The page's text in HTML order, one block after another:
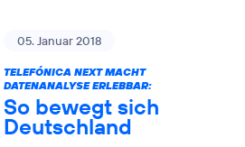
05. Januar 2018
TELEFÓNICA NEXT MACHT
DATENANALYSE ERLEBBAR:
So bewegt sich
Deutschland